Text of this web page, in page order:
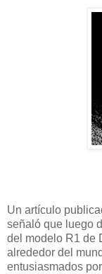
Un artículo
señaló que luego
del modelo R1 de
alrededor del
entusiasmados